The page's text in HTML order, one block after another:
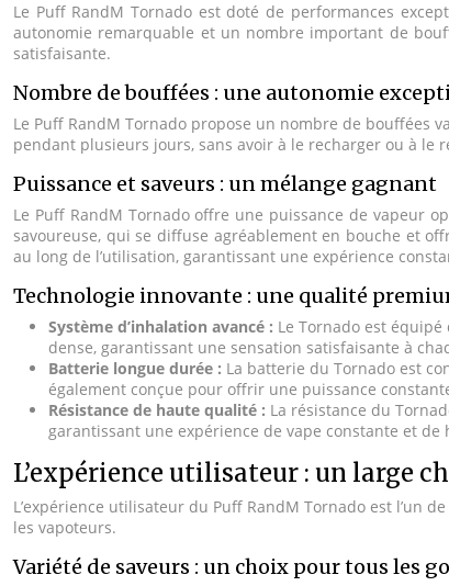
Le Puff RandM Tornado est doté de performances
autonomie remarquable et un nombre important de
satisfaisante.
Nombre de bouffées : une autonomie
Le Puff RandM Tornado propose un nombre de bouffées
pendant plusieurs jours, sans avoir à le recharger ou à le
Puissance et saveurs : un mélange gagnant
Le Puff RandM Tornado offre une puissance de vapeur
savoureuse, qui se diffuse agréablement en bouche et
au long de l’utilisation, garantissant une expérience
Technologie innovante : une qualité
Système d’inhalation avancé : Le Tornado est
dense, garantissant une sensation satisfaisante à
Batterie longue durée : La batterie du Tornado est
également conçue pour offrir une puissance
Résistance de haute qualité : La résistance du
garantissant une expérience de vape constante et de
L’expérience utilisateur : un large
L’expérience utilisateur du Puff RandM Tornado est l’un
les vapoteurs.
Variété de saveurs : un choix pour tous les